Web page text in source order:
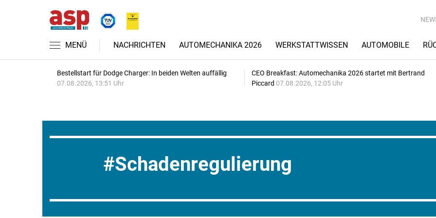
MENÜ NACHRICHTEN AUTOMECHANIKA 2026 WERKSTATTWISSEN AUTOMOBILE
Bestellstart für Dodge Charger: In beiden Welten auffällig
07.08.2026, 13:51 Uhr
CEO Breakfast: Automechanika 2026 startet mit Bertrand
Piccard 07.08.2026, 12:05 Uhr
Schadenregulierung